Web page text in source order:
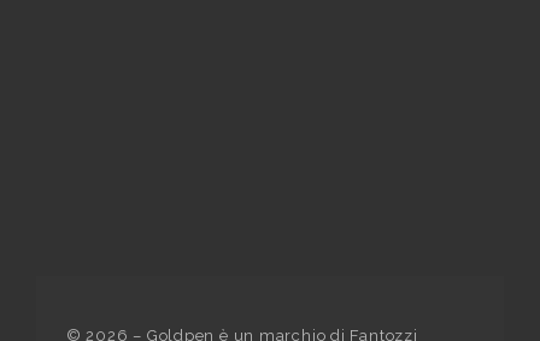
©2026 – Goldpen è un marchio di Fantozzi